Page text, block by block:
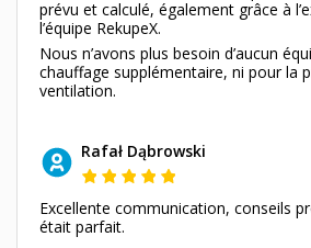
prévu et calculé, également grâce à
l’équipe RekupeX.
Nous n’avons plus besoin d’aucun
chauffage supplémentaire, ni pour la
ventilation.
Rafał Dąbrowski
Excellente communication, conseils
était parfait.